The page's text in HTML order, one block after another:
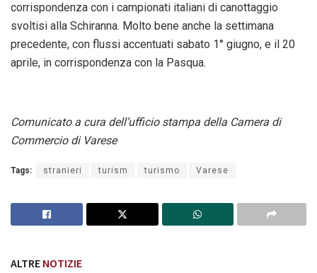
corrispondenza con i campionati italiani di canottaggio
svoltisi alla Schiranna. Molto bene anche la settimana
precedente, con flussi accentuati sabato 1° giugno, e il 20
aprile, in corrispondenza con la Pasqua.
Comunicato a cura dell’ufficio stampa della Camera di
Commercio di Varese
Tags: stranieri turism turismo Varese
ALTRE NOTIZIE